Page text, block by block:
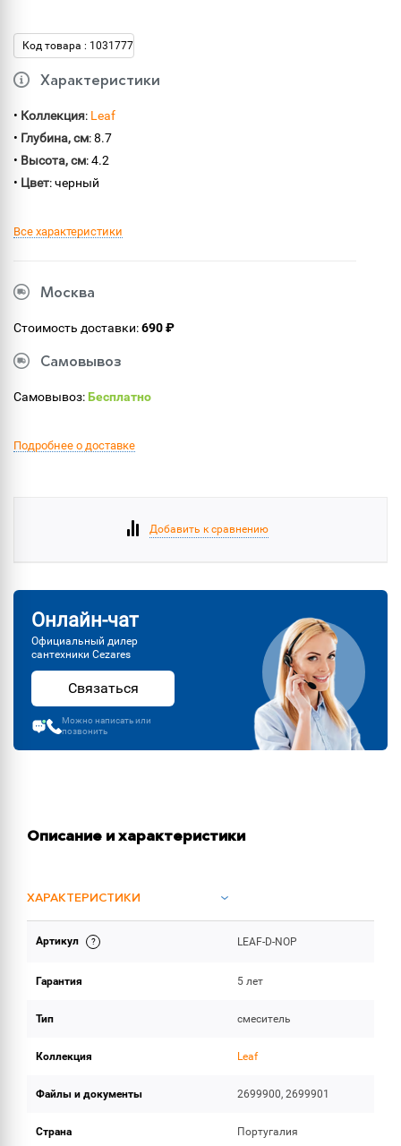
Код товара : 1031777
Характеристики
• Коллекция: Leaf
• Глубина, см: 8.7
• Высота, см: 4.2
• Цвет: черный
Все характеристики
Москва
Стоимость доставки:690 ₽
Самовывоз
Самовывоз:Бесплатно
Подробнее о доставке
Добавить к сравнению
Онлайн-чат
Официальный дилер
сантехники Cezares
Связаться
Можно написать или
позвонить
Описание и характеристики
ХАРАКТЕРИСТИКИ
ИНСТРУКЦИИ И ДОКУМЕНТАЦИЯ
Артикул LEAF-D-NOP
Гарантия 5 лет
Тип смеситель
Коллекция Leaf
Файлы и документы 2699900, 2699901
Страна Португалия